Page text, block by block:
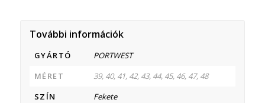
További információk
GYÁRTÓ
PORTWEST
MÉRET
39, 40, 41, 42, 43, 44, 45, 46, 47, 48
SZÍN
Fekete